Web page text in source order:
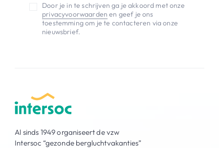
Door je in te schrijven ga je akkoord met onze
privacyvoorwaarden en geef je ons
toestemming om je te contacteren via onze
nieuwsbrief.
Al sinds 1949 organiseert de vzw
Intersoc “gezonde bergluchtvakanties”